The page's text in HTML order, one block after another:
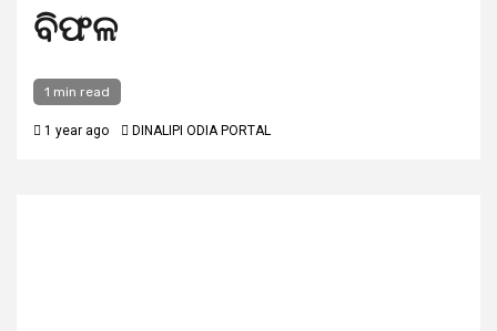
ବିଫଳ
1 min read
1 year ago DINALIPI ODIA PORTAL